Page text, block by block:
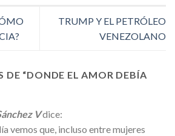
TRUMP Y EL PETRÓLEO
VENEZOLANO
DE “DONDE EL AMOR DEBÍA
Vdice:
vemos que, incluso entre mujeres